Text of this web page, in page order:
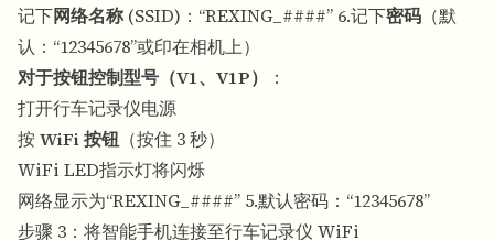
记下网络名称 (SSID)：“REXING_####” 6.记下密码 （默
认：“12345678”或印在相机上）
对于按钮控制型号（V1、V1P）
：
打开行车记录仪电源
按WiFi 按钮 （按住 3 秒）
WiFi LED指示灯将闪烁
网络显示为“REXING_####” 5.默认密码：“12345678”
步骤 3：将智能手机连接至行车记录仪 WiFi